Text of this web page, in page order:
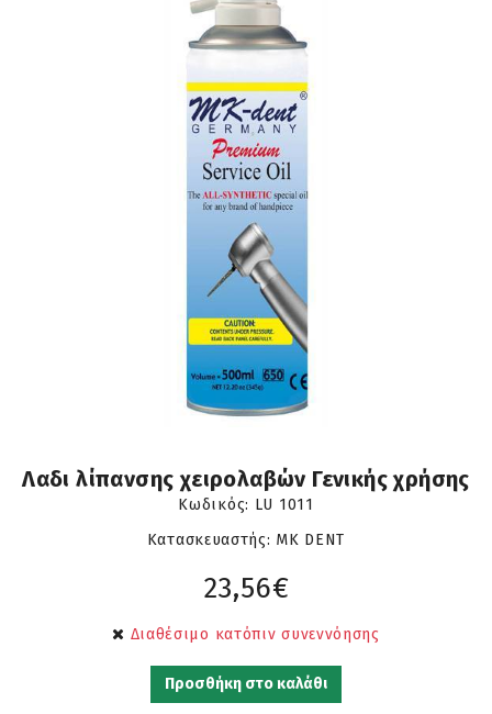
Λαδι λίπανσης χειρολαβών Γενικής χρήσης
Κωδικός: LU 1011
Κατασκευαστής: MK DENT
23,56€
Διαθέσιμο κατόπιν συνεννόησης
Προσθήκη στο καλάθι